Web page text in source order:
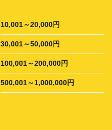
10,001～20,000円
30,001～50,000円
100,001～200,000円
500,001～1,000,000円